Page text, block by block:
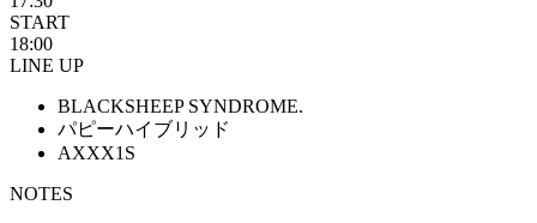
START
18:00
LINE UP
BLACKSHEEP SYNDROME.
パピーハイブリッド
AXXX1S
NOTES